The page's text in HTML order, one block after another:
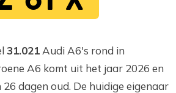
31.021 Audi A6's rond in
A6 komt uit het jaar 2026 en
26 dagen oud. De huidige eigenaar